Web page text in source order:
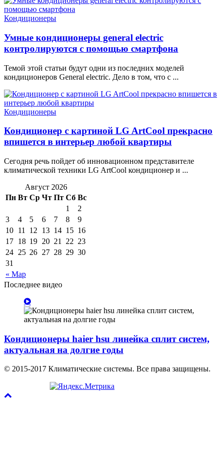
Кондиционеры
Умные кондиционеры general electric
контролируются с помощью смартфона
Темой этой статьи будут одни из последних моделей
кондиционеров General electric. Дело в том, что с ...
Кондиционеры
Кондиционер с картиной LG ArtCool прекрасно
впишется в интерьер любой квартиры
Сегодня речь пойдет об инновационном представителе
климатической техники LG ArtCool кондиционер и ...
Август 2026
Пн Вт Ср Чт Пт Сб Вс
« Мар
1
2
3
4 5 6 7 8
9
10 11 12 13 14 15 16
17 18 19 20 21 22 23
24 25 26 27 28 29 30
31
Последнее видео
Кондиционеры haier hsu линейка сплит систем,
актуальная на долгие годы
© 2015-2017 Климатические системы. Все права защищены.